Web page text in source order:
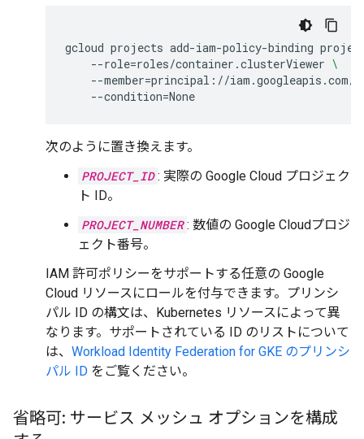
gcloud projects add-iam-policy-binding
--role=roles/container.clusterViewer \
--member=principal://iam.googleapis.com/
--condition=
次のように置き換えます。
PROJECT_ID : 実際の Google Cloud プロジェク
ト ID。
PROJECT_NUMBER : 数値の Google Cloudプロジ
ェクト番号。
IAM 許可ポリシーをサポートする任意の Google
Cloud リソースにロールを付与できます。プリンシ
パル ID の構文は、Kubernetes リソースによって異
なります。サポートされている ID のリストについて
は、 Workload Identity Federation for GKE のプリンシ
パル ID をご覧ください。
省略可: サービス メッシュ オプションを構成